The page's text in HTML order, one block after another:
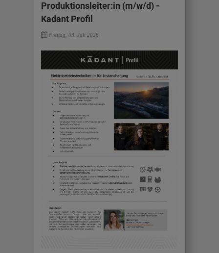
Produktionsleiter:in (m/w/d) -
Kadant Profil
Freitag, 03. Juli 2026